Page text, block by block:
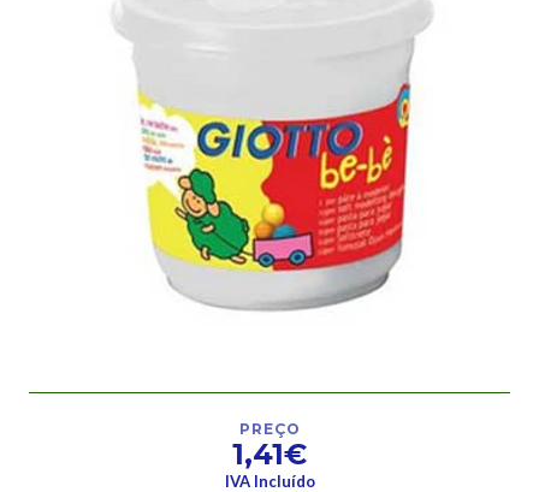
PREÇO
1,41€
IVA Incluído